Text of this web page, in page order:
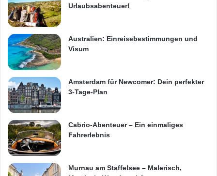
Urlaubsabenteuer!
Australien: Einreisebestimmungen und
Visum
Amsterdam für Newcomer: Dein perfekter
3-Tage-Plan
Cabrio-Abenteuer – Ein einmaliges
Fahrerlebnis
Murnau am Staffelsee – Malerisch,